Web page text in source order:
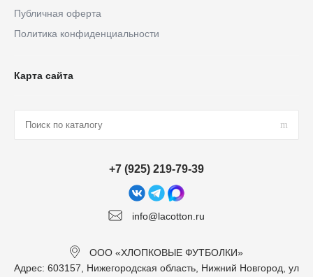
Публичная оферта
Политика конфиденциальности
Карта сайта
info@lacotton.ru
+7 (925) 219-79-39
ООО «ХЛОПКОВЫЕ ФУТБОЛКИ»
Адрес: 603157, Нижегородская область, Нижний Новгород, ул